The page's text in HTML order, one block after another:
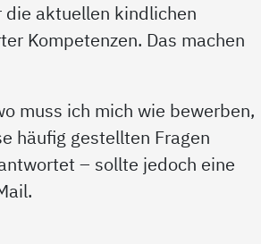
die aktuellen kindlichen
Kompetenzen. Das machen
muss ich mich wie bewerben,
häufig gestellten Fragen
– sollte jedoch eine